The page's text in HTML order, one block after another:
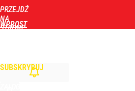
PRZEJDŹ
NA
STRONĘ
WPROST
SUBSKRYBUJ
1